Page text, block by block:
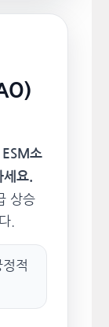
소
세요.
상승
.
적